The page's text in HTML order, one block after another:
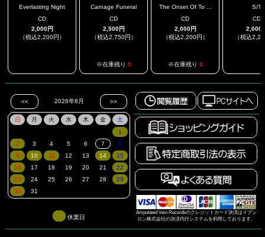
Everlasting Night
CD
2,000円
（税込2,200円）
Carnage Funeral
CD
2,500円
（税込2,750円）
※在庫残り 5
The Onset Of To ...
CD
2,000円
（税込2,200円）
※在庫残り 3
S/T
CD
2,000
（税込
Amputated Vein Recordsのクレジットカード決済はイプシ
ロン株式会社の決済代行システムを利用しております。
休業日